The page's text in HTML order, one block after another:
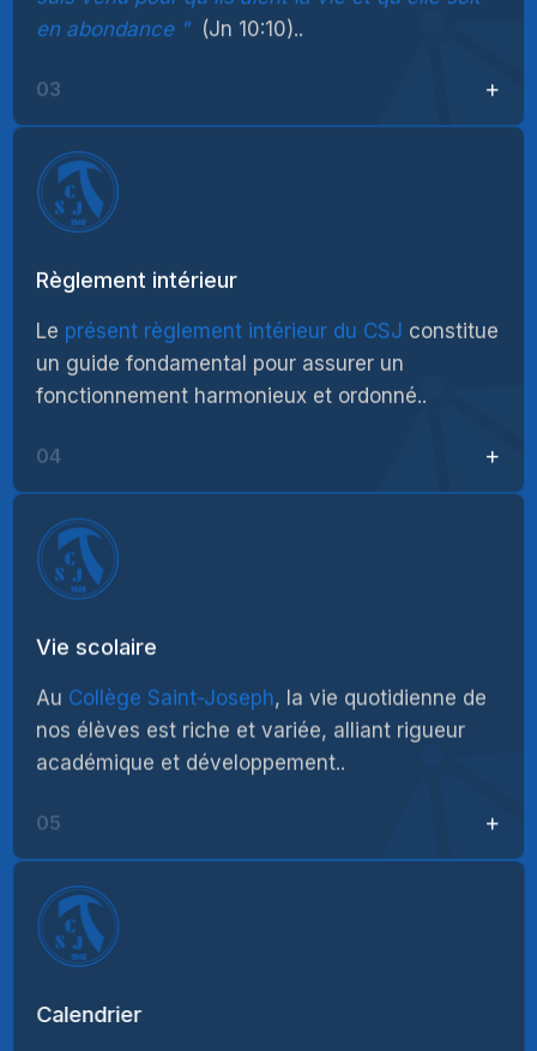
en abondance (Jn 10:10)..
03
Règlement intérieur
Le présent règlement intérieur du CSJ constitue
un guide fondamental pour assurer un
fonctionnement harmonieux et ordonné..
04
Vie scolaire
Au Collège Saint-Joseph, la vie quotidienne de
nos élèves est riche et variée, alliant rigueur
académique et développement..
05
Calendrier